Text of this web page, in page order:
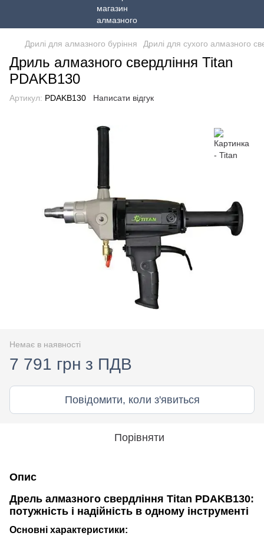
Дрилі для алмазного буріння Дрилі для сухого алмазного
Дриль алмазного свердління Titan
PDAKB130
Артикул: PDAKB130 Написати відгук
Немає в наявності
7 791 грн з ПДВ
Повідомити, коли з'явиться
Порівняти
Опис
Дрель алмазного свердління Titan PDAKB130:
потужність і надійність в одному інструменті
Основні характеристики: